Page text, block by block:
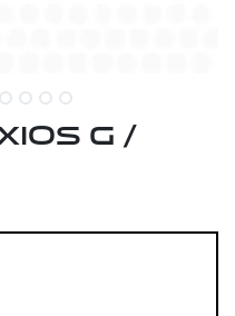
G /